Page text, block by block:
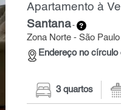
Apartamento à
Santana-
Zona Norte - São Paulo
Endereço no círculo
3 quartos